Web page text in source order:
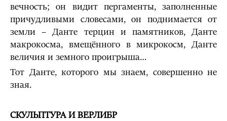
вечность; он видит пергаменты, заполненные
причудливыми словесами, он поднимается от
земли – Данте терцин и памятников, Данте
макрокосма, вмещённого в микрокосм, Данте
величия и земного проигрыша…
Тот Данте, которого мы знаем, совершенно не
зная.
СКУЛЬПТУРА И ВЕРЛИБР